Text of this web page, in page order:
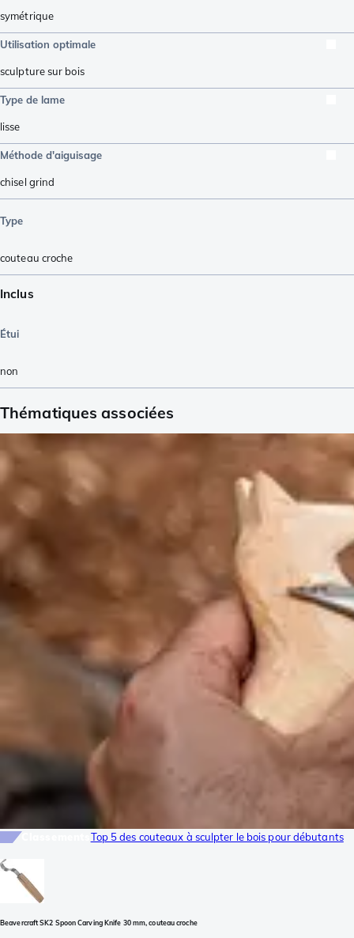
symétrique
Utilisation optimale
sculpture sur bois
Type de lame
lisse
Méthode d'aiguisage
chisel grind
Type
couteau croche
Inclus
Étui
non
Thématiques associées
Top 5 des couteaux à sculpter le bois pour débutants
Beavercraft SK2 Spoon Carving Knife 30 mm, couteau croche